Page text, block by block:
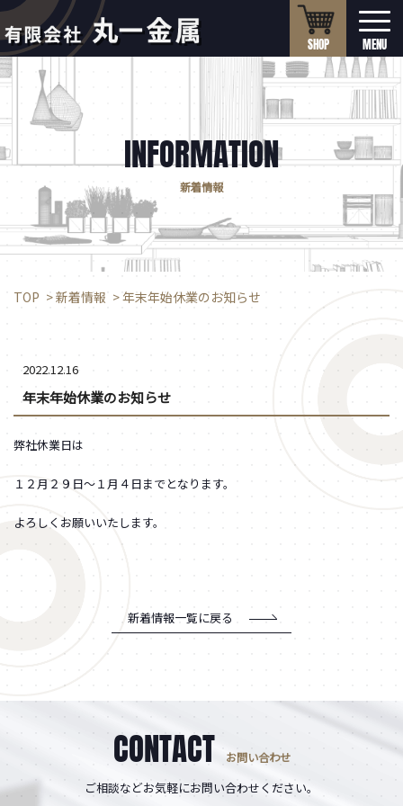
SHOP
INFORMATION
新着情報
TOP >新着情報 >年末年始休業のお知らせ
2022.12.16
年末年始休業のお知らせ
弊社休業日は
１２月２９日～１月４日までとなります。
よろしくお願いいたします。
新着情報一覧に戻る
CONTACT お問い合わせ
ご相談などお気軽にお問い合わせください。